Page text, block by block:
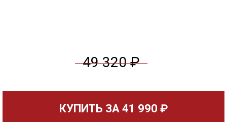
49 320 ₽
КУПИТЬ ЗА 41 990 ₽